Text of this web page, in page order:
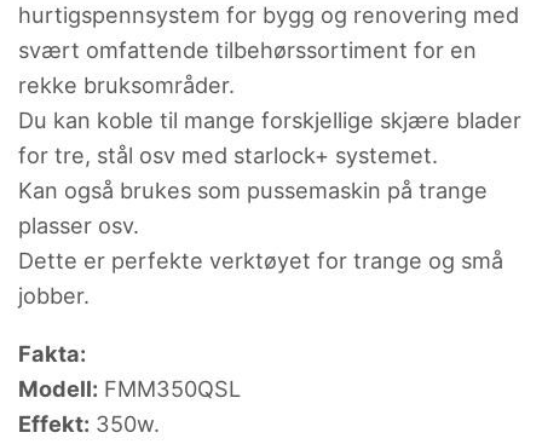
hurtigspennsystem for bygg og renovering med
svært omfattende tilbehørssortiment for en
rekke bruksområder.
Du kan koble til mange forskjellige skjære blader
for tre, stål osv med starlock+ systemet.
Kan også brukes som pussemaskin på trange
plasser osv.
Dette er perfekte verktøyet for trange og små
jobber.
Fakta:
Modell: FMM350QSL
Effekt: 350w.